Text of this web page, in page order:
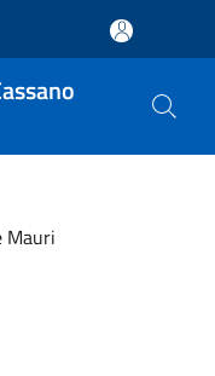
Mauri